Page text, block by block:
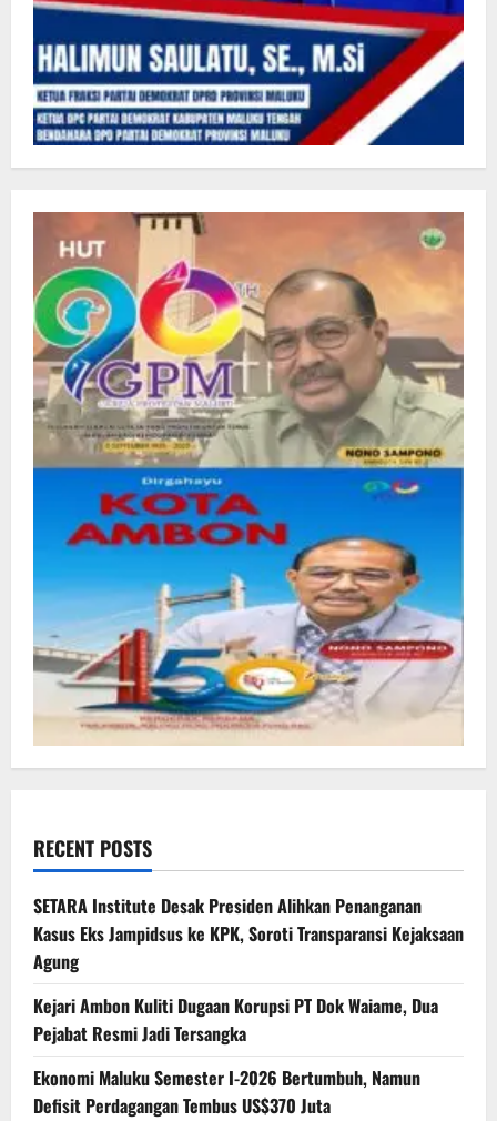
RECENT POSTS
SETARA Institute Desak Presiden Alihkan Penanganan
Kasus Eks Jampidsus ke KPK, Soroti Transparansi Kejaksaan
Agung
Kejari Ambon Kuliti Dugaan Korupsi PT Dok Waiame, Dua
Pejabat Resmi Jadi Tersangka
Ekonomi Maluku Semester I-2026 Bertumbuh, Namun
Defisit Perdagangan Tembus US$370 Juta